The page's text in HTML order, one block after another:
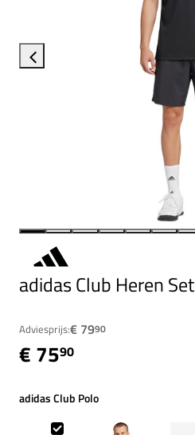
adidas Club Heren Set
Adviesprijs:€ 7990
€ 7590
adidas Club Polo
adidas Club Polo